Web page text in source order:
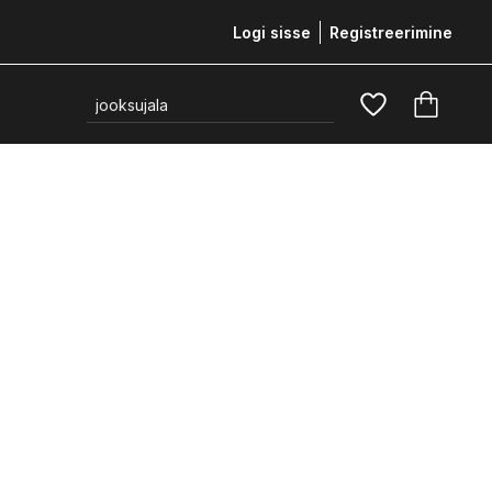
Logi sisse Registreerimine